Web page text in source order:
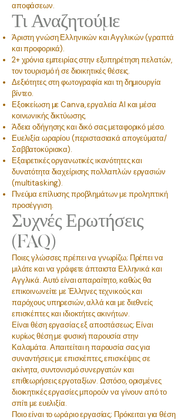
αποφάσεων.
Τι Αναζητούμε
Άριστη γνώση Ελληνικών και Αγγλικών (γραπτά
και προφορικά).
2+ χρόνια εμπειρίας στην εξυπηρέτηση πελατών,
τον τουρισμό ή σε διοικητικές θέσεις.
Δεξιότητες στη φωτογραφία και τη δημιουργία
βίντεο.
Εξοικείωση με Canva, εργαλεία AI και μέσα
κοινωνικής δικτύωσης.
Άδεια οδήγησης και δικό σας μεταφορικό μέσο.
Ευελιξία ωραρίου (περιστασιακά απογεύματα/
Σαββατοκύριακα).
Εξαιρετικές οργανωτικές ικανότητες και
δυνατότητα διαχείρισης πολλαπλών εργασιών
(multitasking).
Πνεύμα επίλυσης προβλημάτων με προληπτική
προσέγγιση.
Συχνές Ερωτήσεις
(FAQ)
Ποιες γλώσσες πρέπει να γνωρίζω; Πρέπει να
μιλάτε και να γράφετε άπταιστα Ελληνικά και
Αγγλικά. Αυτό είναι απαραίτητο, καθώς θα
επικοινωνείτε με Έλληνες τεχνικούς και
παρόχους υπηρεσιών, αλλά και με διεθνείς
επισκέπτες και ιδιοκτήτες ακινήτων.
Είναι θέση εργασίας εξ αποστάσεως; Είναι
κυρίως θέση με φυσική παρουσία στην
Καλαμάτα. Απαιτείται η παρουσία σας για
συναντήσεις με επισκέπτες, επισκέψεις σε
ακίνητα, συντονισμό συνεργατών και
επιθεωρήσεις εργοταξίων. Ωστόσο, ορισμένες
διοικητικές εργασίες μπορούν να γίνουν από το
σπίτι με ευελιξία.
Ποιο είναι το ωράριο εργασίας; Πρόκειται για θέση